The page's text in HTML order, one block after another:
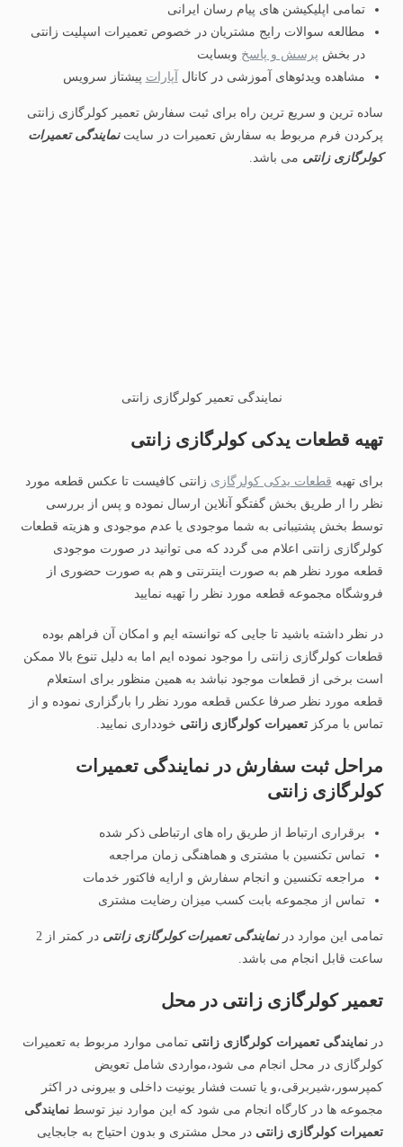
تمامی اپلیکیشن های پیام رسان ایرانی
مطالعه سوالات رایج مشتریان در خصوص تعمیرات اسپلیت زانتی
در بخش پرسش و پاسخ وبسایت
مشاهده ویدئوهای آموزشی در کانال
آپارات پیشتاز سرویس
ساده ترین و سریع ترین راه برای ثبت سفارش تعمیر کولرگازی زانتی
پرکردن فرم مربوط به سفارش تعمیرات در سایتنمایندگی تعمیرات
کولرگازی زانتی می باشد.
نمایندگی تعمیر کولرگازی زانتی
تهیه قطعات یدکی کولرگازی زانتی
برای تهیه قطعات یدکی کولرگازی زانتی کافیست تا عکس قطعه مورد
نظر را ار طریق بخش گفتگو آنلاین ارسال نموده و پس از بررسی
توسط بخش پشتیبانی به شما موجودی یا عدم موجودی و هزیته قطعات
کولرگازی زانتی اعلام می گردد که می توانید در صورت موجودی
قطعه مورد نظر هم به صورت اینترنتی و هم به صورت حضوری از
فروشگاه مجموعه قطعه مورد نظر را تهیه نمایید
در نظر داشته باشید تا جایی که توانسته ایم و امکان آن فراهم بوده
قطعات کولرگازی زانتی را موجود نموده ایم اما به دلیل تنوع بالا ممکن
است برخی از قطعات موجود نباشد به همین منظور برای استعلام
قطعه مورد نظر صرفا عکس قطعه مورد نظر را بارگزاری نموده و از
تماس با مرکزتعمیرات کولرگازی زانتی خودداری نمایید.
مراحل ثبت سفارش در نمایندگی تعمیرات
کولرگازی زانتی
برقراری ارتباط از طریق راه های ارتباطی ذکر شده
تماس تکنسین با مشتری و هماهنگی زمان مراجعه
مراجعه تکنسین و انجام سفارش و ارایه فاکتور خدمات
تماس از مجموعه بابت کسب میزان رضایت مشتری
تمامی این موارد درنمایندگی تعمیرات کولرگازی زانتی
در کمتر از 2
ساعت قابل انجام می باشد.
تعمیر کولرگازی زانتی در محل
درنمایندگی تعمیرات کولرگازی زانتی تمامی موارد مربوط به تعمیرات
کولرگازی در محل انجام می شود،مواردی شامل تعویض
کمپرسور،شیربرقی،و یا تست فشار یونیت داخلی و بیرونی در اکثر
مجموعه ها در کارگاه انجام می شود که این موارد نیز توسطنمایندگی
تعمیرات کولرگازی زانتی در محل مشتری و بدون احتیاج به جابجایی